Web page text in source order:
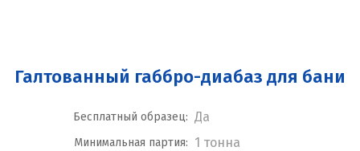
Галтованный габбро-диабаз для бани
Бесплатный образец: Да
Минимальная партия: 1 тонна